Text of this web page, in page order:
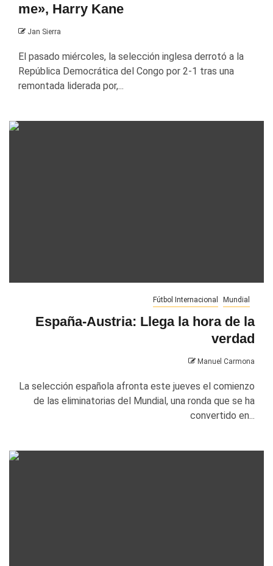
me», Harry Kane
Jan Sierra
El pasado miércoles, la selección inglesa derrotó a la
República Democrática del Congo por 2-1 tras una
remontada liderada por,...
Fútbol Internacional Mundial
España-Austria: Llega la hora de la
verdad
Manuel Carmona
La selección española afronta este jueves el comienzo
de las eliminatorias del Mundial, una ronda que se ha
convertido en...